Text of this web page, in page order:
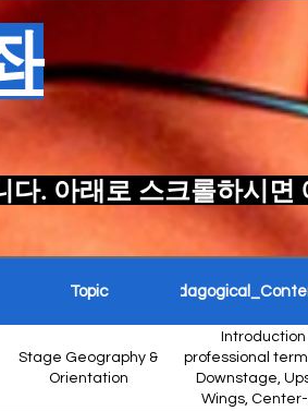
Speaking
Acting
13-18
. 아래로 스크롤하시면
Topic
Stage Geography &
Orientation
professional
Downstage,
Wings,